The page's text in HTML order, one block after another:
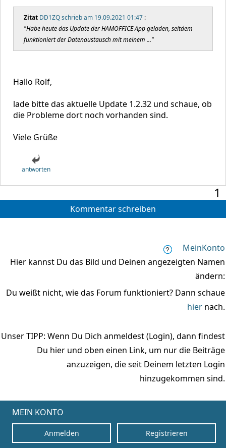
Zitat DD1ZQ schrieb am 19.09.2021 01:47 :
"Habe heute das Update der HAMOFFICE App geladen, seitdem
funktioniert der Datenaustausch mit meinem ..."
Hallo Rolf,
lade bitte das aktuelle Update 1.2.32 und schaue, ob
die Probleme dort noch vorhanden sind.
Viele Grüße
antworten
1
Kommentar schreiben
MeinKonto
Hier kannst Du das Bild und Deinen angezeigten Namen
ändern:
Du weißt nicht, wie das Forum funktioniert? Dann schaue
hier nach.
Unser TIPP: Wenn Du Dich anmeldest (Login), dann findest
Du hier und oben einen Link, um nur die Beiträge
anzuzeigen, die seit Deinem letzten Login
hinzugekommen sind.
MEIN KONTO
Registrieren
Anmelden